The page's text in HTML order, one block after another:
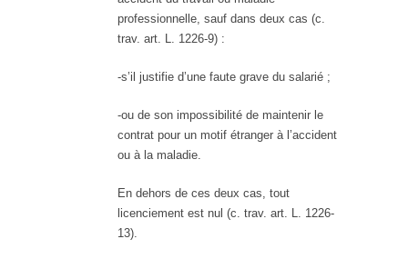
professionnelle, sauf dans deux cas (c.
trav. art. L. 1226-9) :
-s’il justifie d’une faute grave du salarié ;
-ou de son impossibilité de maintenir le
contrat pour un motif étranger à l’accident
ou à la maladie.
En dehors de ces deux cas, tout
licenciement est nul (c. trav. art. L. 1226-
13).